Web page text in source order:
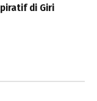
di Giri